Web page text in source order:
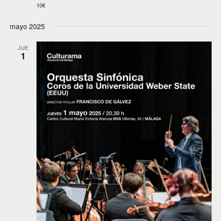
10€
mayo 2025
JUE
1